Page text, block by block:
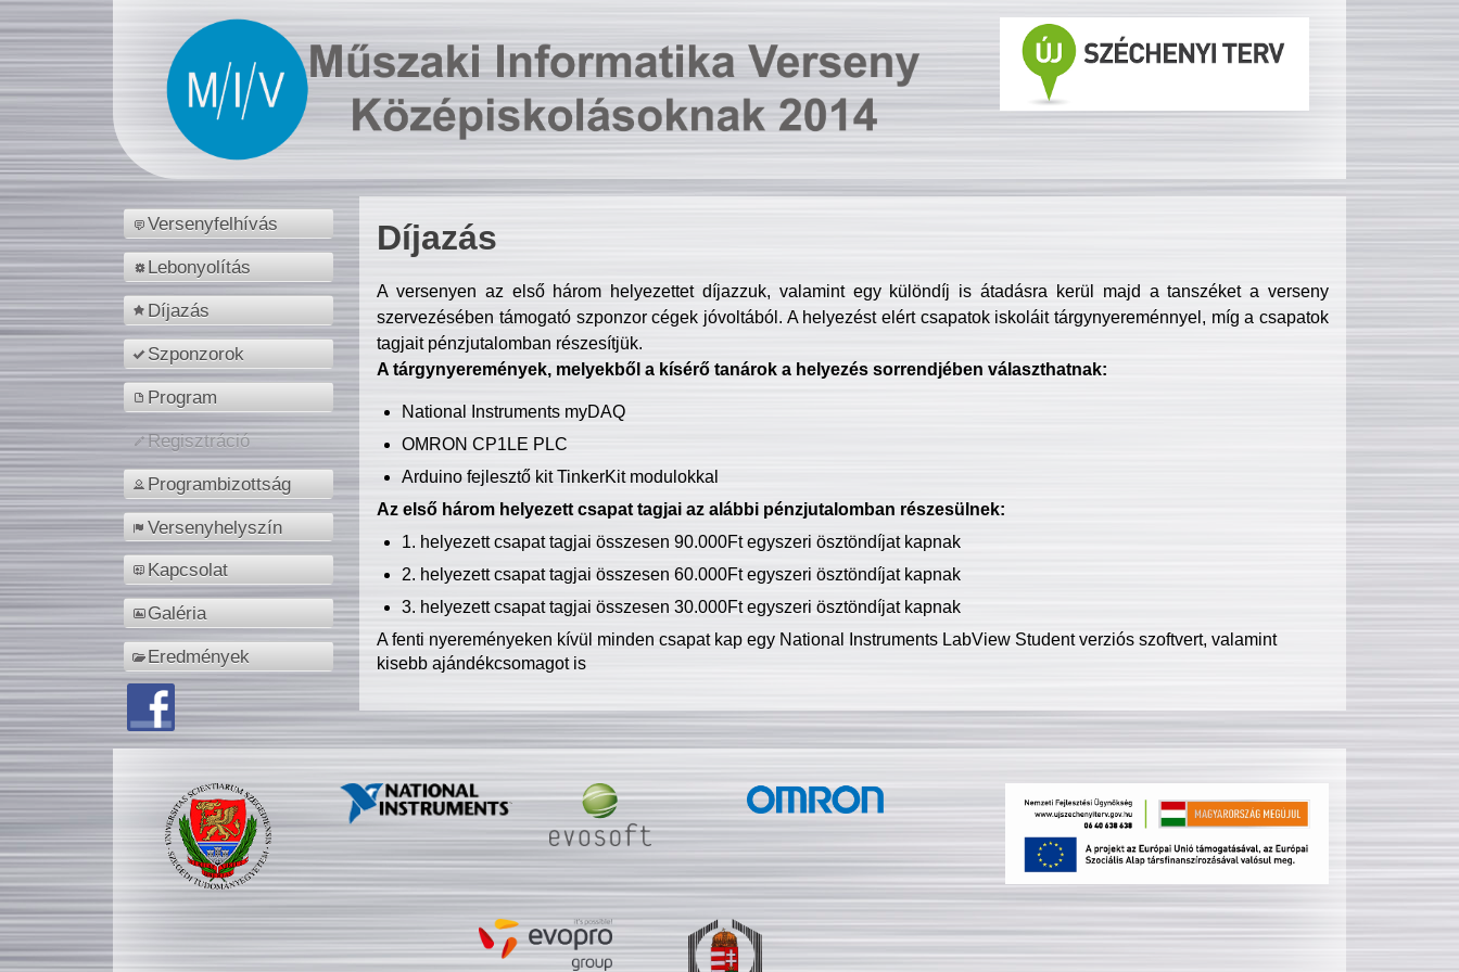
Versenyfelhívás
Lebonyolítás
Díjazás
Szponzorok
Program
Regisztráció
Programbizottság
Versenyhelyszín
Kapcsolat
Galéria
Eredmények
Díjazás
A versenyen az első három helyezettet díjazzuk, valamint egy különdíj is átadásra kerül majd a tanszéket a verseny
szervezésében támogató szponzor cégek jóvoltából. A helyezést elért csapatok iskoláit tárgynyereménnyel, míg a csapatok
tagjait pénzjutalomban részesítjük.
A tárgynyeremények, melyekből a kísérő tanárok a helyezés sorrendjében választhatnak:
National Instruments myDAQ
OMRON CP1LE PLC
Arduino fejlesztő kit TinkerKit modulokkal
Az első három helyezett csapat tagjai az alábbi pénzjutalomban részesülnek:
1. helyezett csapat tagjai összesen 90.000Ft egyszeri ösztöndíjat kapnak
2. helyezett csapat tagjai összesen 60.000Ft egyszeri ösztöndíjat kapnak
3. helyezett csapat tagjai összesen 30.000Ft egyszeri ösztöndíjat kapnak
A fenti nyereményeken kívül minden csapat kap egy National Instruments LabView Student verziós szoftvert, valamint
kisebb ajándékcsomagot is